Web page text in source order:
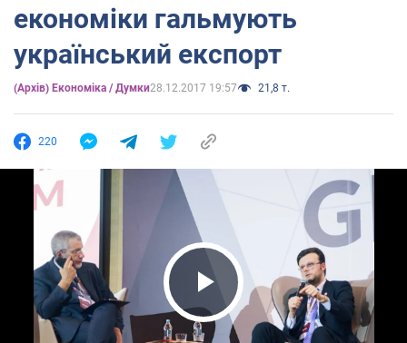
економіки гальмують
український експорт
(Архів) Економіка / Думки28.12.2017 19:57 21,8 т.
220
Play Video